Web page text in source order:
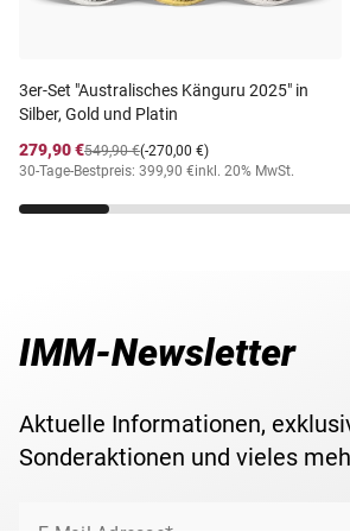
3er-Set "Australisches Känguru 2025" in
Silber, Gold und Platin
279,90 €
(-270,00 €)
549,90 €
30-Tage-Bestpreis: 399,90 €inkl. 20% MwSt.
IMM-Newsletter
Aktuelle Informationen,
Sonderaktionen und vieles